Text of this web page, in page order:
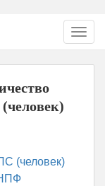
(человек)